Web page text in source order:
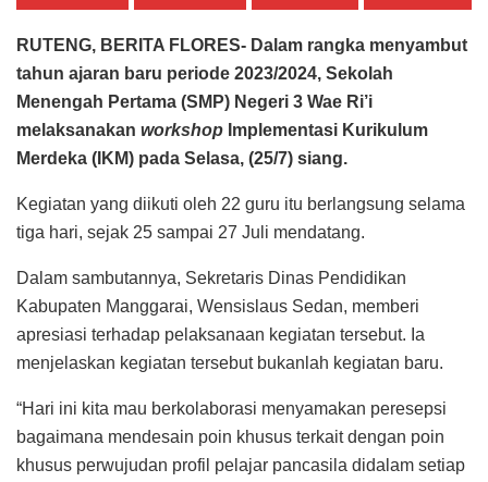
RUTENG, BERITA FLORES- Dalam rangka menyambut
tahun ajaran baru periode 2023/2024, Sekolah
Menengah Pertama (SMP) Negeri 3 Wae Ri’i
melaksanakan workshop Implementasi Kurikulum
Merdeka (IKM) pada Selasa, (25/7) siang.
Kegiatan yang diikuti oleh 22 guru itu berlangsung selama
tiga hari, sejak 25 sampai 27 Juli mendatang.
Dalam sambutannya, Sekretaris Dinas Pendidikan
Kabupaten Manggarai, Wensislaus Sedan, memberi
apresiasi terhadap pelaksanaan kegiatan tersebut. Ia
menjelaskan kegiatan tersebut bukanlah kegiatan baru.
“Hari ini kita mau berkolaborasi menyamakan peresepsi
bagaimana mendesain poin khusus terkait dengan poin
khusus perwujudan profil pelajar pancasila didalam setiap